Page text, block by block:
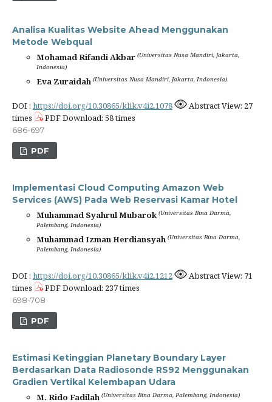
Analisa Kualitas Website Ahead Menggunakan
Metode Webqual
Mohamad Rifandi Akbar (Universitas Nusa Mandiri, Jakarta,
Indonesia)
Eva Zuraidah (Universitas Nusa Mandiri, Jakarta, Indonesia)
DOI : https://doi.org/10.30865/klik.v4i2.1078
Abstract View: 27
times
PDF Download: 58 times
686-697
PDF
Implementasi Cloud Computing Amazon Web
Services (AWS) Pada Web Reservasi Kamar Hotel
Muhammad Syahrul Mubarok (Universitas Bina Darma,
Palembang, Indonesia)
Muhammad Izman Herdiansyah (Universitas Bina Darma,
Palembang, Indonesia)
DOI : https://doi.org/10.30865/klik.v4i2.1212
Abstract View: 71
times
PDF Download: 237 times
698-708
PDF
Estimasi Ketinggian Planetary Boundary Layer
Berdasarkan Data Radiosonde RS92 Menggunakan
Gradien Vertikal Kelembapan Udara
M. Rido Fadilah (Universitas Bina Darma, Palembang, Indonesia)